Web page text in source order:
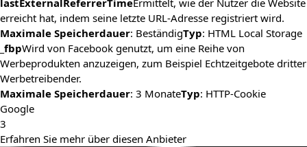
lastExternalReferrerTimeErmittelt, wie der Nutzer die Website
erreicht hat, indem seine letzte URL-Adresse registriert wird.
Maximale Speicherdauer: BeständigTyp: HTML Local Storage
_fbpWird von Facebook genutzt, um eine Reihe von
Werbeprodukten anzuzeigen, zum Beispiel Echtzeitgebote dritter
Werbetreibender.
Maximale Speicherdauer: 3 MonateTyp: HTTP-Cookie
Google
3
Erfahren Sie mehr über diesen Anbieter